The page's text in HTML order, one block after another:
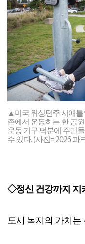
▲미국 워싱턴주 시애틀
존에서 운동하는 한 공
운동 기구 덕분에 주민
수 있다. (사진= 2026 파
◇정신 건강까지 지
도시 녹지의 가치